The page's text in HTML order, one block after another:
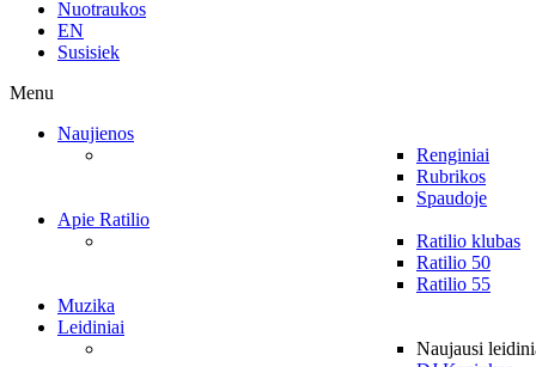
Nuotraukos
EN
Susisiek
Menu
Naujienos
Renginiai
Rubrikos
Spaudoje
Apie Ratilio
Ratilio klubas
Ratilio 50
Ratilio 55
Muzika
Leidiniai
Naujausi